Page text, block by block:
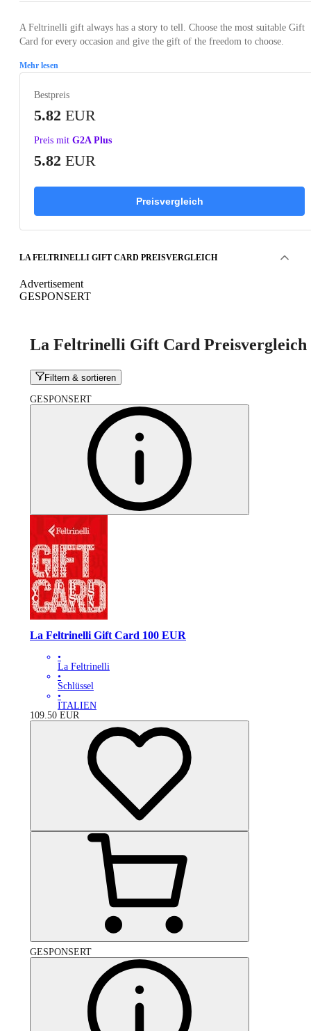
A Feltrinelli gift always has a story to tell. Choose the most suitable Gift
Card for every occasion and give the gift of the freedom to choose.
Mehr lesen
Bestpreis
5.82 EUR
Preis mit G2A Plus
5.82 EUR
Preisvergleich
LA FELTRINELLI GIFT CARD PREISVERGLEICH
Advertisement
GESPONSERT
La Feltrinelli Gift Card Preisvergleich
Filtern & sortieren
GESPONSERT
La Feltrinelli Gift Card 100 EUR
•
La Feltrinelli
•
Schlüssel
•
ITALIEN
109.50 EUR
GESPONSERT